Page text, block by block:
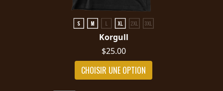
Korgull
$25.00
CHOISIR UNE OPTION